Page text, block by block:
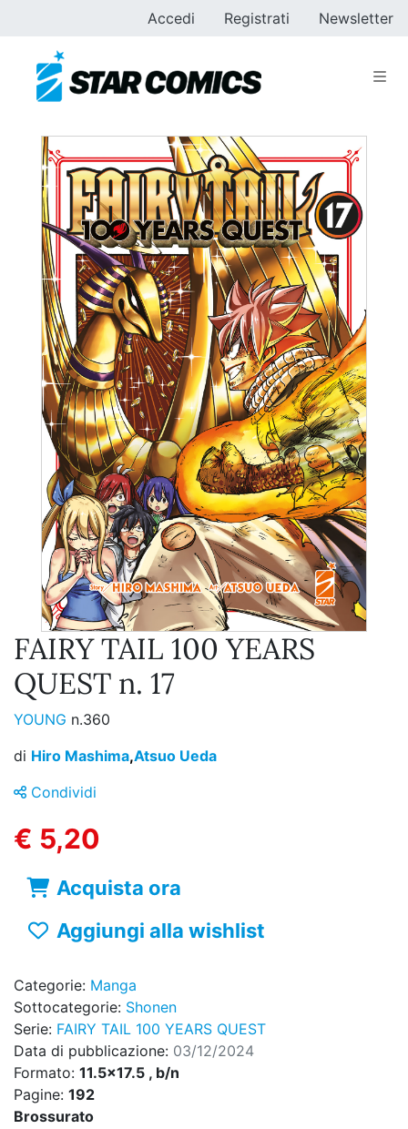
Accedi Registrati Newsletter
FAIRY TAIL 100 YEARS
QUEST n. 17
YOUNG n.360
di Hiro Mashima,Atsuo Ueda
Condividi
€ 5,20
Acquista ora
Aggiungi alla wishlist
Categorie: Manga
Sottocategorie: Shonen
Serie: FAIRY TAIL 100 YEARS QUEST
Data di pubblicazione: 03/12/2024
Formato: 11.5x17.5 , b/n
Pagine: 192
Brossurato